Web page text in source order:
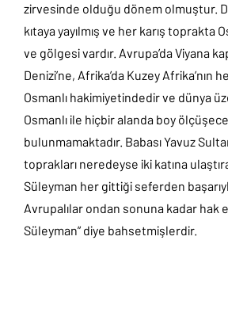
zirvesinde olduğu dönem olmuştur.
kıtaya yayılmış ve her karış toprakta
ve gölgesi vardır. Avrupa’da Viyana
Denizi’ne, Afrika’da Kuzey Afrika’nın
Osmanlı hakimiyetindedir ve dünya
Osmanlı ile hiçbir alanda boy
bulunmamaktadır. Babası Yavuz
toprakları neredeyse iki katına
Süleyman her gittiği seferden
Avrupalılar ondan sonuna kadar hak
Süleyman” diye bahsetmişlerdir.